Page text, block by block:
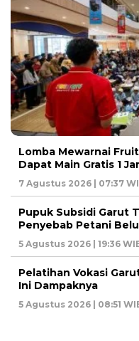
Lomba Mewarnai
Dapat Main Gratis 1
7 Agustus 2026 | 07:37
Pupuk Subsidi Garut
Penyebab Petani
5 Agustus 2026 | 19:36
Pelatihan Vokasi
Ini Dampaknya
5 Agustus 2026 | 08:51